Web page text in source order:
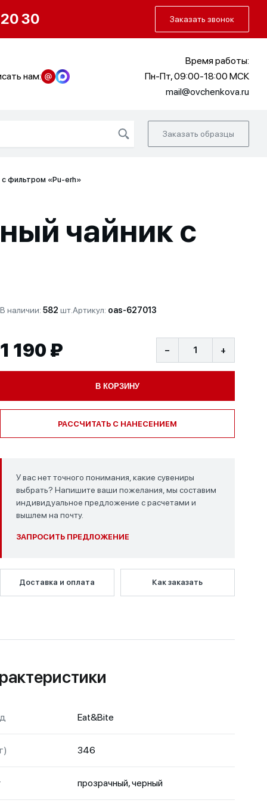
30 Заказать звонок
нам:
Время работы:
Пн-Пт, 09:00-18:00 МСК
mail@ovchenkova.ru
Заказать образцы
с фильтром «Pu-erh»
чайник с
В наличии: 582 шт.Артикул: oas-627013
1 190 ₽ − +
В КОРЗИНУ
РАССЧИТАТЬ С НАНЕСЕНИЕМ
У вас нет точного понимания, какие сувениры
выбрать? Напишите ваши пожелания, мы составим
индивидуальное предложение с расчетами и
вышлем на почту.
ЗАПРОСИТЬ ПРЕДЛОЖЕНИЕ
Доставка и оплата Как заказать
Eat&Bite
346
прозрачный, черный